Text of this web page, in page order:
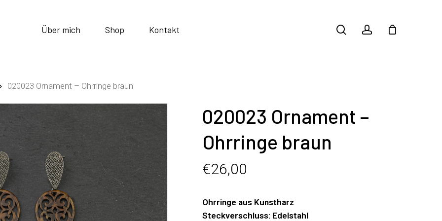
Über mich Shop Kontakt searchaccount
020023 Ornament – Ohrringe braun
020023 Ornament –
Ohrringe braun
€26,00
Ohrringe aus Kunstharz
Steckverschluss: Edelstahl